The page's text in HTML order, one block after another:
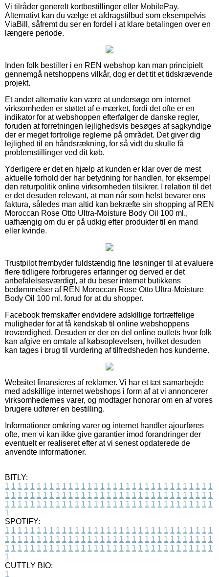
Vi tilråder generelt kortbestillinger eller MobilePay.
Alternativt kan du vælge et afdragstilbud som eksempelvis
ViaBill, såfremt du ser en fordel i at klare betalingen over en
længere periode.
Inden folk bestiller i en REN webshop kan man principielt
gennemgå netshoppens vilkår, dog er det tit et tidskrævende
projekt.
Et andet alternativ kan være at undersøge om internet
virksomheden er støttet af e-mærket, fordi det ofte er en
indikator for at webshoppen efterfølger de danske regler,
foruden at forretningen lejlighedsvis besøges af sagkyndige
der er meget fortrolige reglerne på området. Det giver dig
lejlighed til en håndsrækning, for så vidt du skulle få
problemstillinger ved dit køb.
Yderligere er det en hjælp at kunden er klar over de mest
aktuelle forhold der har betydning for handlen, for eksempel
den returpolitik online virksomheden tilsikrer. I relation til det
er det desuden relevant, at man når som helst bevarer ens
faktura, således man altid kan bekræfte sin shopping af REN
Moroccan Rose Otto Ultra-Moisture Body Oil 100 ml.,
uafhængig om du er på udkig efter produkter til en mand
eller kvinde.
Trustpilot frembyder fuldstændig fine løsninger til at evaluere
flere tidligere forbrugeres erfaringer og derved er det
anbefalelsesværdigt, at du beser internet butikkens
bedømmelser af REN Moroccan Rose Otto Ultra-Moisture
Body Oil 100 ml. forud for at du shopper.
Facebook fremskaffer endvidere adskillige fortræffelige
muligheder for at få kendskab til online webshoppens
troværdighed. Desuden er der en del online outlets hvor folk
kan afgive en omtale af købsoplevelsen, hvilket desuden
kan tages i brug til vurdering af tilfredsheden hos kunderne.
Websitet finansieres af reklamer. Vi har et tæt samarbejde
med adskillige internet webshops i form af at vi annoncerer
virksomhedernes varer, og modtager honorar om en af vores
brugere udfører en bestilling.
Informationer omkring varer og internet handler ajourføres
ofte, men vi kan ikke give garantier imod forandringer der
eventuelt er realiseret efter at vi senest opdaterede de
anvendte informationer.
BITLY:
1 1 1 1 1 1 1 1 1 1 1 1 1 1 1 1 1 1 1 1 1 1 1 1 1 1 1 1 1 1 1 1 1
1 1 1 1 1 1 1 1 1 1 1 1 1 1 1 1 1 1 1 1 1 1 1 1 1 1 1 1 1 1 1 1 1
1 1 1 1 1 1 1 1 1 1 1 1 1 1 1 1 1 1 1 1 1 1 1 1 1 1 1 1 1 1 1 1 1
1
SPOTIFY:
1 1 1 1 1 1 1 1 1 1 1 1 1 1 1 1 1 1 1 1 1 1 1 1 1 1 1 1 1 1 1 1 1
1 1 1 1 1 1 1 1 1 1 1 1 1 1 1 1 1 1 1 1 1 1 1 1 1 1 1 1 1 1 1 1 1
1 1 1 1 1 1 1 1 1 1 1 1 1 1 1 1 1 1 1 1 1 1 1 1 1 1 1 1 1 1 1 1 1
1
CUTTLY BIO:
1